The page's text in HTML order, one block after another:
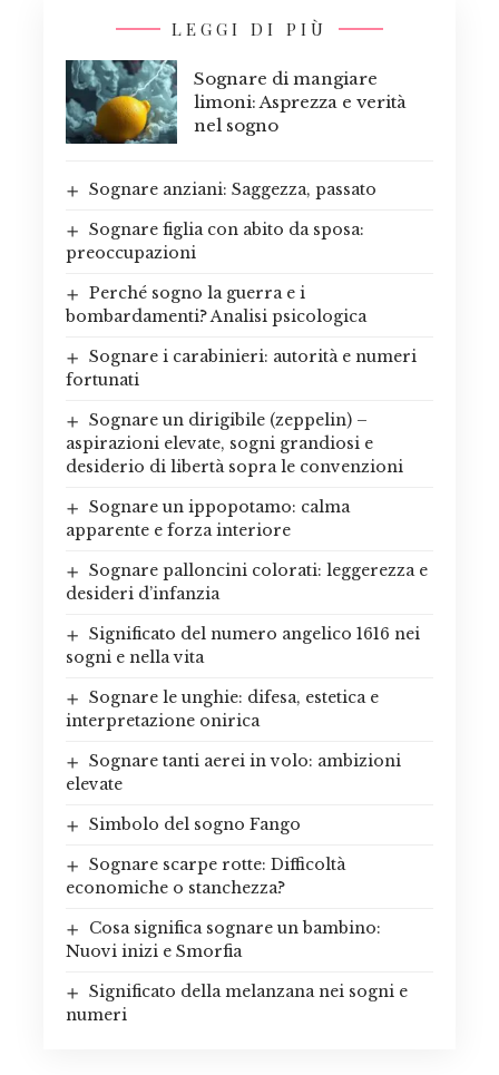
LEGGI DI PIÙ
Sognare di mangiare
limoni: Asprezza e verità
nel sogno
Sognare anziani: Saggezza, passato
Sognare figlia con abito da sposa:
preoccupazioni
Perché sogno la guerra e i
bombardamenti? Analisi psicologica
Sognare i carabinieri: autorità e numeri
fortunati
Sognare un dirigibile (zeppelin) –
aspirazioni elevate, sogni grandiosi e
desiderio di libertà sopra le convenzioni
Sognare un ippopotamo: calma
apparente e forza interiore
Sognare palloncini colorati: leggerezza e
desideri d’infanzia
Significato del numero angelico 1616 nei
sogni e nella vita
Sognare le unghie: difesa, estetica e
interpretazione onirica
Sognare tanti aerei in volo: ambizioni
elevate
Simbolo del sogno Fango
Sognare scarpe rotte: Difficoltà
economiche o stanchezza?
Cosa significa sognare un bambino:
Nuovi inizi e Smorfia
Significato della melanzana nei sogni e
numeri